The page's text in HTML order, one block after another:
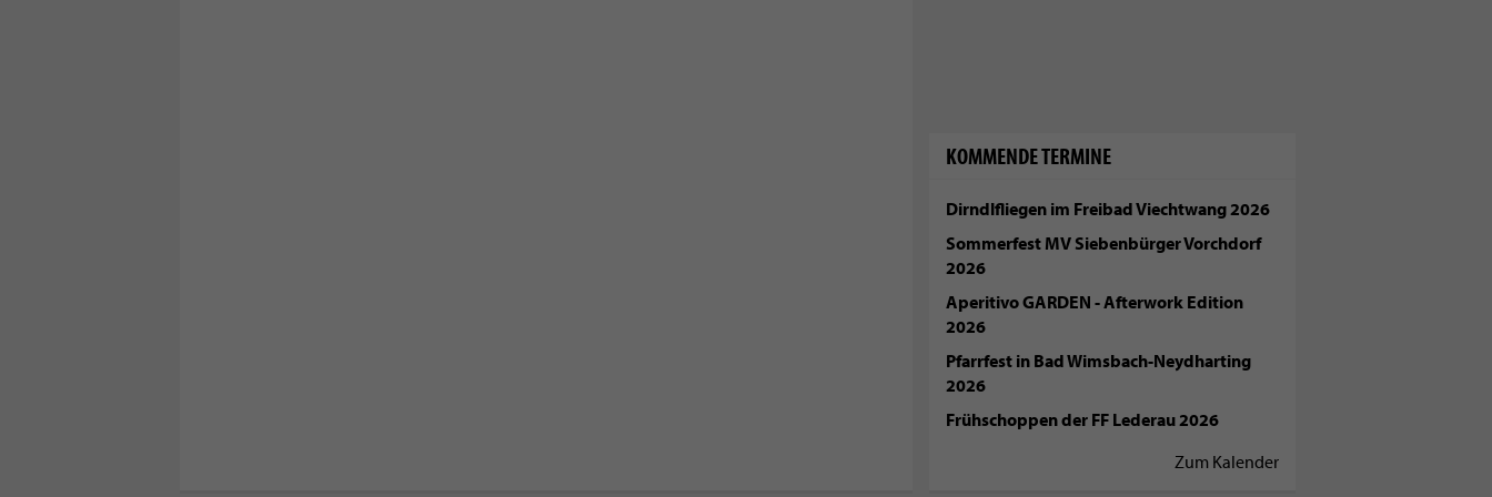
KOMMENDE TERMINE
Dirndlfliegen im Freibad Viechtwang 2026
Sommerfest MV Siebenbürger Vorchdorf
2026
Aperitivo GARDEN - Afterwork Edition
2026
Pfarrfest in Bad Wimsbach-Neydharting
2026
Frühschoppen der FF Lederau 2026
Zum Kalender